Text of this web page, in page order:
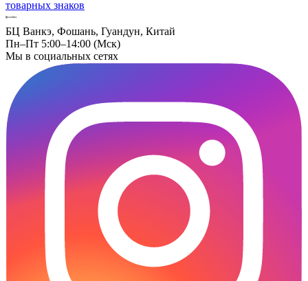
товарных знаков
БЦ Ванкэ, Фошань, Гуандун, Китай
Пн–Пт 5:00–14:00 (Мск)
Мы в социальных сетях